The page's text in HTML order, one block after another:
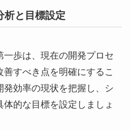
析と目標設定
一歩は、現在の開発プロセ
すべき点を明確にするこ
発効率の現状を把握し、シ
的な目標を設定しましょ